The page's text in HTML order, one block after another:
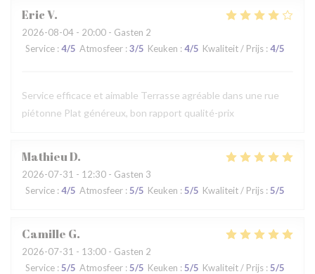
EricV
2026-08-04 - 20:00 - Gasten 2
Service : 4/5 Atmosfeer : 3/5 Keuken : 4/5 Kwaliteit / Prijs : 4/5
Service efficace et aimable Terrasse agréable dans une rue
piétonne Plat généreux, bon rapport qualité-prix
MathieuD
2026-07-31 - 12:30 - Gasten 3
Service : 4/5 Atmosfeer : 5/5 Keuken : 5/5 Kwaliteit / Prijs : 5/5
Camille G
2026-07-31 - 13:00 - Gasten 2
Service : 5/5 Atmosfeer : 5/5 Keuken : 5/5 Kwaliteit / Prijs : 5/5